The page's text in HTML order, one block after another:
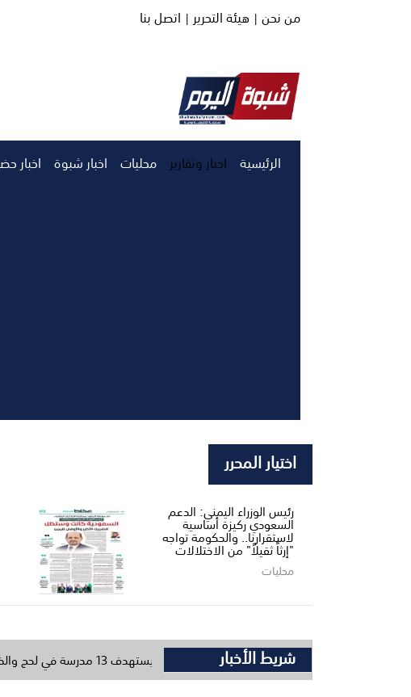
من نحن | هيئة التحرير | اتصل بنا
الرئيسية اخبار وتقارير محليات اخبار شبوة اخبار
اختيار المحرر
رئيس الوزراء اليمني: الدعم
السعودي ركيزة أساسية
لاستقرارنا.. والحكومة تواجه
"إرثاً ثقيلاً" من الاختلالات
محليات
شريط الأخبار
حجر الأساس لمشروع تعليمي يستهدف 13 مدرسة في لحج والضالع